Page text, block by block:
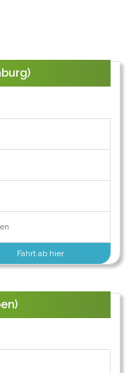
Fahrt ab hier